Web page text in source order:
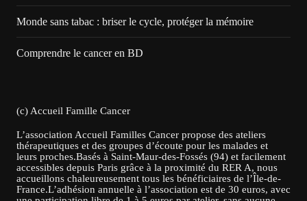
Monde sans tabac : briser le cycle, protéger la mémoire
Comprendre le cancer en BD
(c) Accueil Famille Cancer
L’association Accueil Familles Cancer propose des ateliers
thérapeutiques et des groupes d’écoute pour les malades et
leurs proches.Basés à Saint-Maur-des-Fossés (94) et facilement
accessibles depuis Paris grâce à la proximité du RER A, nous
accueillons chaleureusement tous les bénéficiaires de l’Île-de-
France.L’adhésion annuelle à l’association est de 30 euros, avec